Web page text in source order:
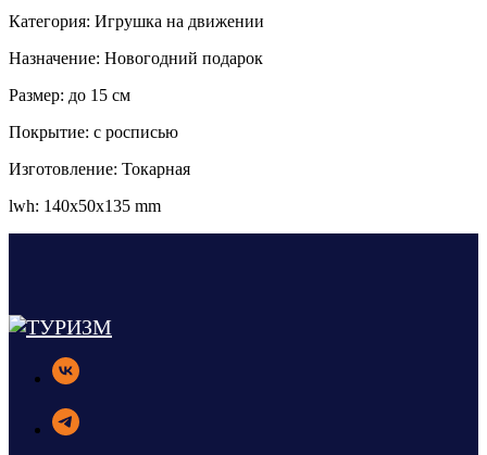
Категория: Игрушка на движении
Назначение: Новогодний подарок
Размер: до 15 см
Покрытие: с росписью
Изготовление: Токарная
lwh: 140x50x135 mm